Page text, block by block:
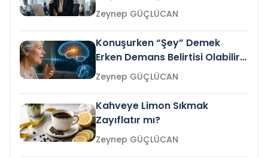
Gelir mi?Zeynep GÜÇLÜCAN
Konuşurken “Şey” Demek
Erken Demans Belirtisi Olabilir
mi?
Zeynep GÜÇLÜCAN
Kahveye Limon Sıkmak
Zayıflatır mı?
Zeynep GÜÇLÜCAN